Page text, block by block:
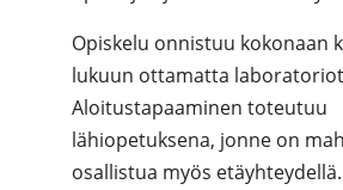
Opiskelu onnistuu kokonaan
lukuun ottamatta
Aloitustapaaminen toteutuu
lähiopetuksena, jonne on
osallistua myös